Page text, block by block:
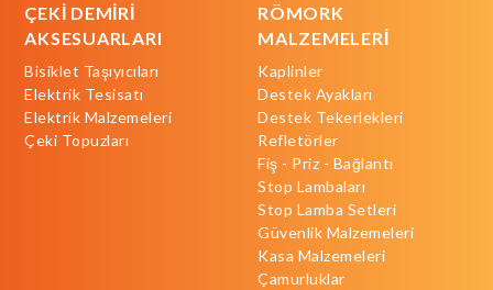
ÇEKİ DEMİRİ
AKSESUARLARI
Bisiklet Taşıyıcıları
Elektrik Tesisatı
Elektrik Malzemeleri
Çeki Topuzları
RÖMORK
MALZEMELERİ
Kaplinler
Destek Ayakları
Destek Tekerlekleri
Refletörler
Fiş - Priz - Bağlantı
Stop Lambaları
Stop Lamba Setleri
Güvenlik Malzemeleri
Kasa Malzemeleri
Çamurluklar